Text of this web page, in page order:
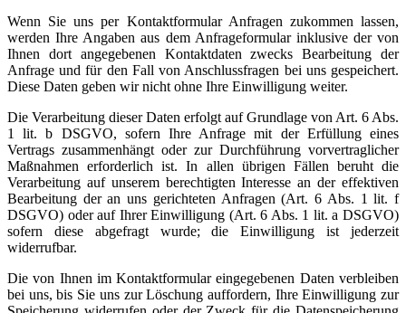
Wenn Sie uns per Kontaktformular Anfragen zukommen lassen,
werden Ihre Angaben aus dem Anfrageformular inklusive der von
Ihnen dort angegebenen Kontaktdaten zwecks Bearbeitung der
Anfrage und für den Fall von Anschlussfragen bei uns gespeichert.
Diese Daten geben wir nicht ohne Ihre Einwilligung weiter.
Die Verarbeitung dieser Daten erfolgt auf Grundlage von Art. 6 Abs.
1 lit. b DSGVO, sofern Ihre Anfrage mit der Erfüllung eines
Vertrags zusammenhängt oder zur Durchführung vorvertraglicher
Maßnahmen erforderlich ist. In allen übrigen Fällen beruht die
Verarbeitung auf unserem berechtigten Interesse an der effektiven
Bearbeitung der an uns gerichteten Anfragen (Art. 6 Abs. 1 lit. f
DSGVO) oder auf Ihrer Einwilligung (Art. 6 Abs. 1 lit. a DSGVO)
sofern diese abgefragt wurde; die Einwilligung ist jederzeit
widerrufbar.
Die von Ihnen im Kontaktformular eingegebenen Daten verbleiben
bei uns, bis Sie uns zur Löschung auffordern, Ihre Einwilligung zur